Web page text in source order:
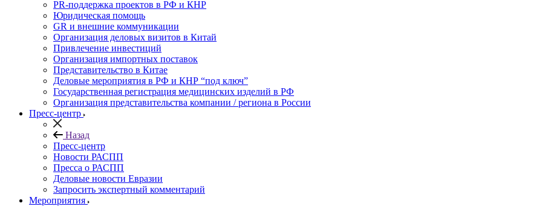
PR-поддержка проектов в РФ и КНР
Юридическая помощь
GR и внешние коммуникации
Организация деловых визитов в Китай
Привлечение инвестиций
Организация импортных поставок
Представительство в Китае
Деловые мероприятия в РФ и КНР “под ключ”
Государственная регистрация медицинских изделий в РФ
Организация представительства компании / региона в России
Пресс-центр
Назад
Пресс-центр
Новости РАСПП
Пресса о РАСПП
Деловые новости Евразии
Запросить экспертный комментарий
Мероприятия